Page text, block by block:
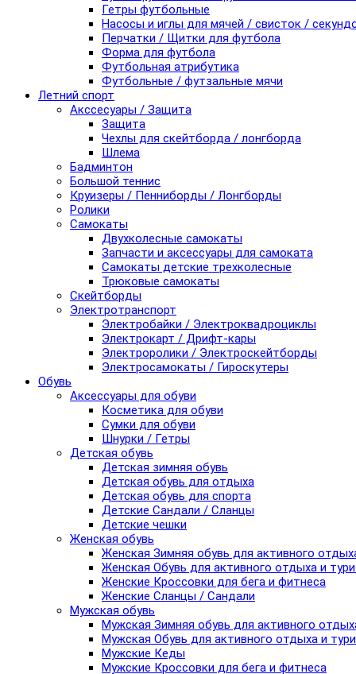
Гетры футбольные
Насосы и иглы для мячей / свисток /
Перчатки / Щитки для футбола
Форма для футбола
Футбольная атрибутика
Футбольные / футзальные мячи
Летний спорт
Акссесуары / Защита
Защита
Чехлы для скейтборда / лонгборда
Шлема
Бадминтон
Большой теннис
Круизеры / Пенниборды / Лонгборды
Ролики
Самокаты
Двухколесные самокаты
Запчасти и аксессуары для самоката
Самокаты детские трехколесные
Трюковые самокаты
Скейтборды
Электротранспорт
Электробайки / Электроквадроциклы
Электрокарт / Дрифт-кары
Электроролики / Электроскейтборды
Электросамокаты / Гироскутеры
Обувь
Аксессуары для обуви
Косметика для обуви
Сумки для обуви
Шнурки / Гетры
Детская обувь
Детская зимняя обувь
Детская обувь для отдыха
Детская обувь для спорта
Детские Сандали / Сланцы
Детские чешки
Женская обувь
Женская Зимняя обувь для активного
Женская Обувь для активного отдыха и
Женские Кроссовки для бега и фитнеса
Женские Сланцы / Сандали
Мужская обувь
Мужская Зимняя обувь для активного
Мужская Обувь для активного отдыха и
Мужские Кеды
Мужские Кроссовки для бега и фитнеса